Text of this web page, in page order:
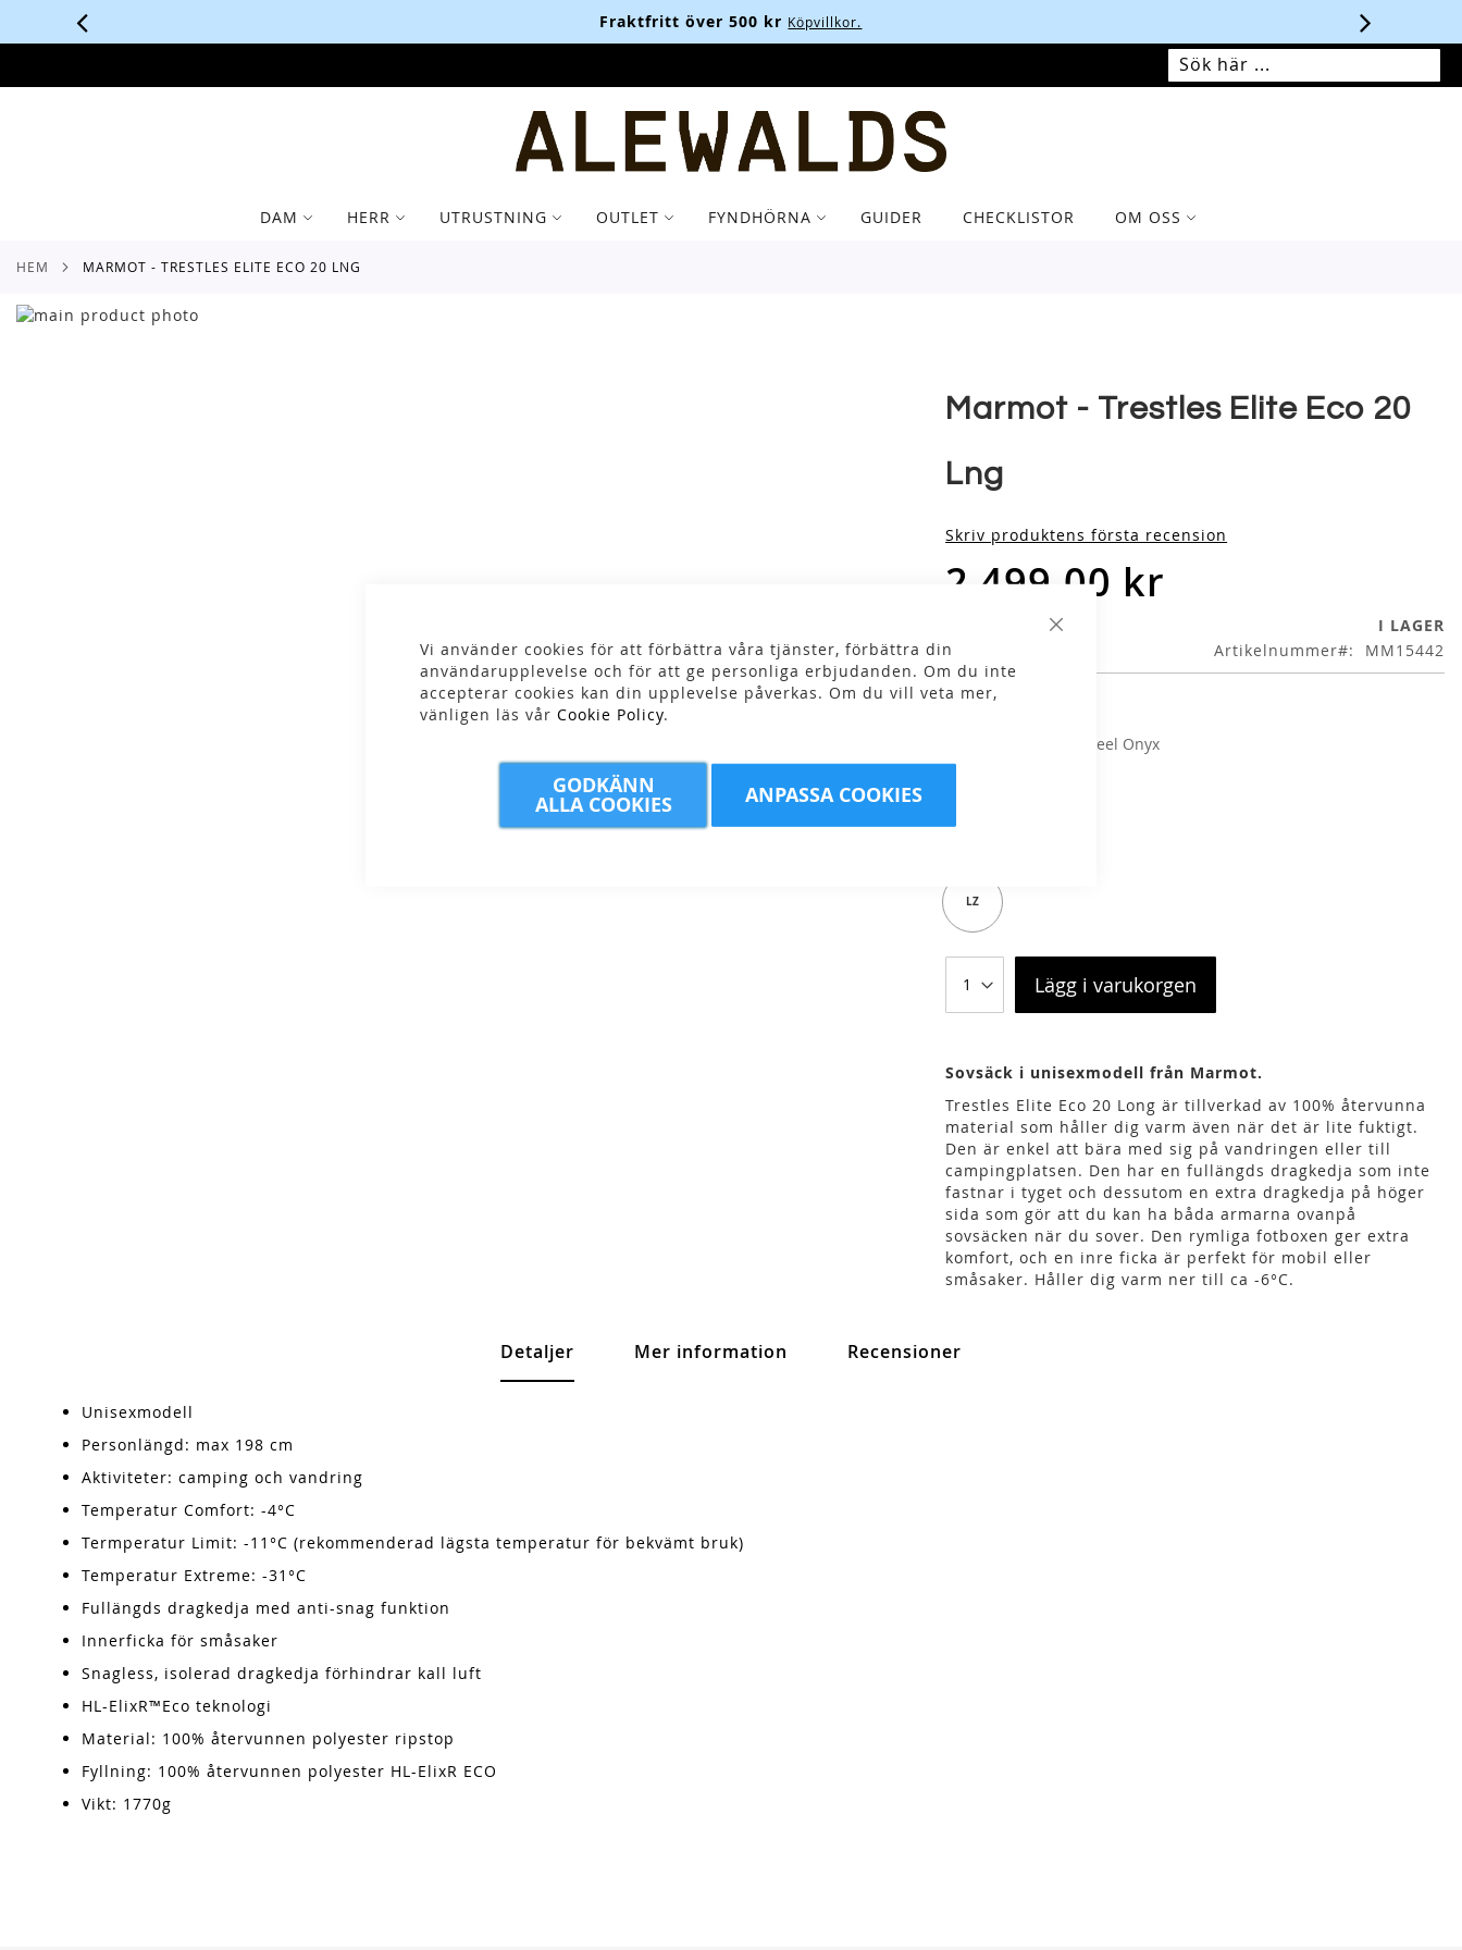
Stäng
Vi använder cookies för att förbättra våra tjänster, förbättra din
användarupplevelse och för att ge personliga erbjudanden. Om du inte
accepterar cookies kan din upplevelse påverkas. Om du vill veta mer,
vänligen läs vår Cookie Policy.
GODKÄNN
ALLA COOKIES ANPASSA COOKIES
Fraktfritt över 500 kr Köpvillkor.
SÖK SÖK
MIN VARUKORG
DAM HERR UTRUSTNING OUTLET FYNDHÖRNA GUIDER CHECKLISTOR OM OSS
HEM MARMOT - TRESTLES ELITE ECO 20 LNG
Skip
Marmot - Trestles Elite Eco 20
Lng
Skriv produktens första recension
2 499,00 kr
I LAGER
Artikelnummer
MM15442
Arctic Navy/Steel Onyx
LZ
Lägg i varukorgen
Sovsäck i unisexmodell från Marmot.
Trestles Elite Eco 20 Long är tillverkad av 100% återvunna
material som håller dig varm även när det är lite fuktigt.
Den är enkel att bära med sig på vandringen eller till
campingplatsen. Den har en fullängds dragkedja som inte
fastnar i tyget och dessutom en extra dragkedja på höger
sida som gör att du kan ha båda armarna ovanpå
sovsäcken när du sover. Den rymliga fotboxen ger extra
komfort, och en inre ficka är perfekt för mobil eller
småsaker. Håller dig varm ner till ca -6°C.
Detaljer
Unisexmodell
Personlängd: max 198 cm
Aktiviteter: camping och vandring
Temperatur Comfort: -4°C
Termperatur Limit: -11°C (rekommenderad lägsta temperatur för bekvämt bruk)
Temperatur Extreme: -31°C
Fullängds dragkedja med anti-snag funktion
Innerficka för småsaker
Snagless, isolerad dragkedja förhindrar kall luft
HL-ElixR™Eco teknologi
Material: 100% återvunnen polyester ripstop
Fyllning: 100% återvunnen polyester HL-ElixR ECO
Vikt: 1770g
Mer information Recensioner